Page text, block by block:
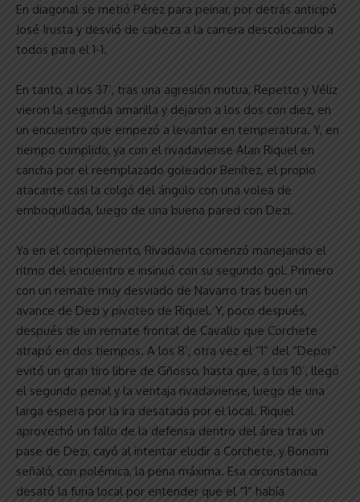
En diagonal se metió Pérez para peinar, por detrás anticipó
José Irusta y desvió de cabeza a la carrera descolocando a
todos para el 1-1.
En tanto, a los 37’, tras una agresión mutua, Repetto y Véliz
vieron la segunda amarilla y dejaron a los dos con diez, en
un encuentro que empezó a levantar en temperatura. Y, en
tiempo cumplido, ya con el rivadaviense Alan Riquel en
cancha por el reemplazado goleador Benítez, el propio
atacante casi la colgó del ángulo con una volea de
emboquillada, luego de una buena pared con Dezi.
Ya en el complemento, Rivadavia comenzó manejando el
ritmo del encuentro e insinuó con su segundo gol. Primero
con un remate muy desviado de Navarro tras buen un
avance de Dezi y pivoteo de Riquel. Y, poco después,
después de un remate frontal de Cavallo que Corchete
atrapó en dos tiempos. A los 8’, otra vez el “1” del “Depor”
evitó un gran tiro libre de Gñosso, hasta que, a los 10’, llegó
el segundo penal y la ventaja rivadaviense, luego de una
larga espera por la ira desatada por el local. Riquel
aprovechó un fallo de la defensa dentro del área tras un
pase de Dezi, cayó al intentar eludir a Corchete, y Bonomi
señaló, con polémica, la pena máxima. Esa circunstancia
desató la furia local por entender que el “1” había